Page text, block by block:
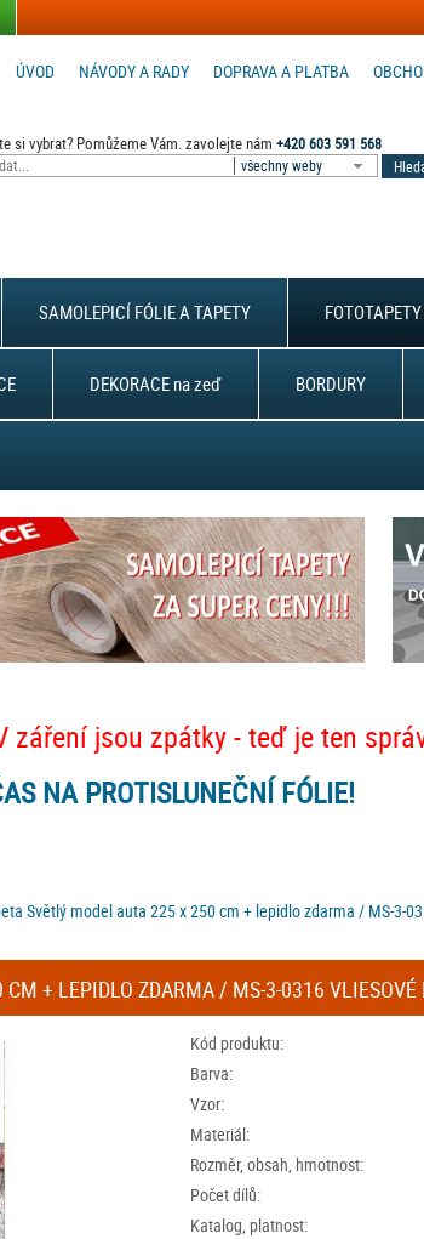
DOPRAVA A PLATBA
NÁVODY A RADY
ÚVOD
si vybrat? Pomůžeme Vám. zavolejte nám+420 603 591 568
všechny weby
SAMOLEPICÍ FÓLIE A TAPETY
DEKORACE na zeď BORDURY
jsou zpátky - teď je ten
NA PROTISLUNEČNÍ FÓLIE!
Světlý model auta 225 x 250 cm + lepidlo zdarma / MS-3-
+ LEPIDLO ZDARMA / MS-3-0316 VLIESOVÉ
Kód produktu:
Barva:
Vzor:
Materiál:
Rozměr, obsah, hmotnost:
Počet dílů:
Katalog, platnost: